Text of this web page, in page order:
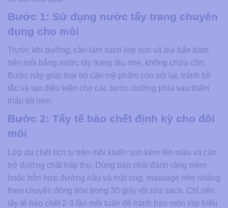
Bước 1: Sử dụng nước tẩy trang chuyên
dụng cho môi
Trước khi dưỡng, cần làm sạch lớp son và bụi bẩn bám
trên môi bằng nước tẩy trang dịu nhẹ, không chứa cồn.
Bước này giúp loại bỏ cặn mỹ phẩm còn sót lại, tránh bít
tắc và tạo điều kiện cho các bước dưỡng phía sau thẩm
thấu tốt hơn.
Bước 2: Tẩy tế bào chết định kỳ cho đôi
môi
Lớp da chết tích tụ trên môi khiến son kém lên màu và cản
trở dưỡng chất hấp thụ. Dùng bàn chải đánh răng mềm
hoặc hỗn hợp đường nâu và mật ong, massage nhẹ nhàng
theo chuyển động tròn trong 30 giây rồi rửa sạch. Chỉ nên
tẩy tế bào chết 2-3 lần mỗi tuần để tránh bào mòn lớp biểu